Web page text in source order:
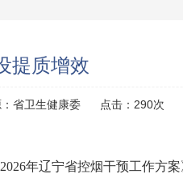
提质增效
省卫生健康委 点击： 290次
2026年辽宁省控烟干预工作方